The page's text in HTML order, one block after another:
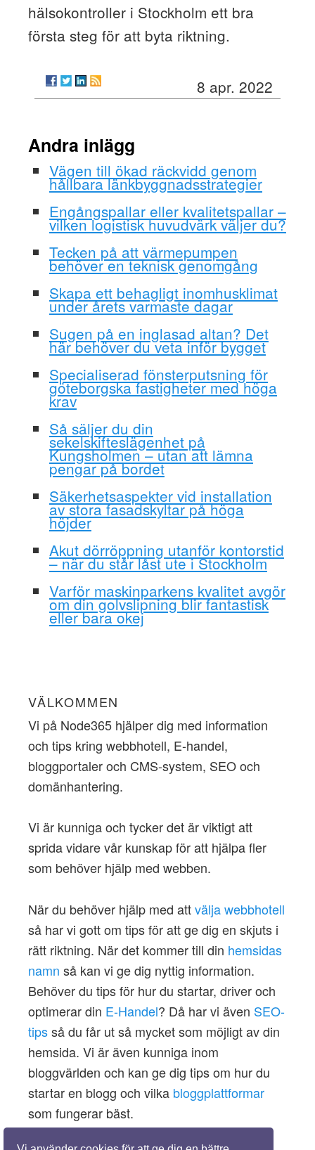
hälsokontroller i Stockholm ett bra
första steg för att byta riktning.
8 apr. 2022
Andra inlägg
Vägen till ökad räckvidd genom
hållbara länkbyggnadsstrategier
Engångspallar eller kvalitetspallar –
vilken logistisk huvudvärk väljer du?
Tecken på att värmepumpen
behöver en teknisk genomgång
Skapa ett behagligt inomhusklimat
under årets varmaste dagar
Sugen på en inglasad altan? Det
här behöver du veta inför bygget
Specialiserad fönsterputsning för
göteborgska fastigheter med höga
krav
Så säljer du din
sekelskifteslägenhet på
Kungsholmen – utan att lämna
pengar på bordet
Säkerhetsaspekter vid installation
av stora fasadskyltar på höga
höjder
Akut dörröppning utanför kontorstid
– när du står låst ute i Stockholm
Varför maskinparkens kvalitet avgör
om din golvslipning blir fantastisk
eller bara okej
VÄLKOMMEN
Vi på Node365 hjälper dig med information
och tips kring webbhotell, E-handel,
bloggportaler och CMS-system, SEO och
domänhantering.
Vi är kunniga och tycker det är viktigt att
sprida vidare vår kunskap för att hjälpa fler
som behöver hjälp med webben.
När du behöver hjälp med attvälja webbhotell
så har vi gott om tips för att ge dig en skjuts i
rätt riktning. När det kommer till din hemsidas
namn så kan vi ge dig nyttig information.
Behöver du tips för hur du startar, driver och
optimerar din E-Handel? Då har vi även SEO-
tipsså du får ut så mycket som möjligt av din
hemsida. Vi är även kunniga inom
bloggvärlden och kan ge dig tips om hur du
startar en blogg och vilka bloggplattformar
som fungerar bäst.